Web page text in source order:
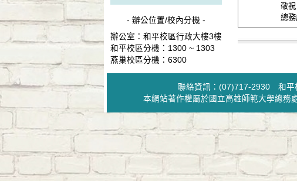
- 辦公位置/校內分機 -
辦公室：和平校區行政大樓3樓
和平校區分機：1300 ~ 1303
燕巢校區分機：6300
敬
總
聯絡資訊：(07)717-2930 和平
本網站著作權屬於國立高雄師範大學總務